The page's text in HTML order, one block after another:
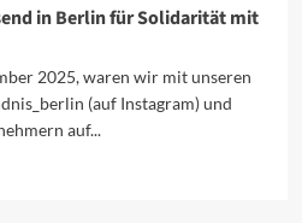
in Berlin für Solidarität mit
2025, waren wir mit unseren
(auf Instagram) und
auf...